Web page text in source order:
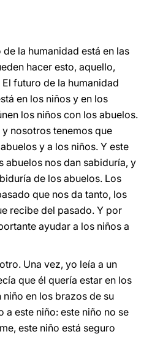
la humanidad está en las
hacer esto, aquello,
futuro de la humanidad
en los niños y en los
los niños con los abuelos.
nosotros tenemos que
y a los niños. Y este
abuelos nos dan sabiduría, y
de los abuelos. Los
que nos da tanto, los
recibe del pasado. Y por
ayudar a los niños a
Una vez, yo leía a un
que él quería estar en los
en los brazos de su
a este niño: este niño no se
este niño está seguro